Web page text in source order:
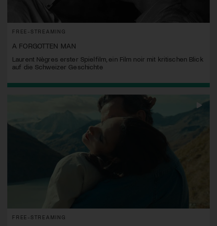
FREE-STREAMING
A FORGOTTEN MAN
Laurent Nègres erster Spielfilm, ein Film noir mit kritischen Blick
auf die Schweizer Geschichte
FREE-STREAMING